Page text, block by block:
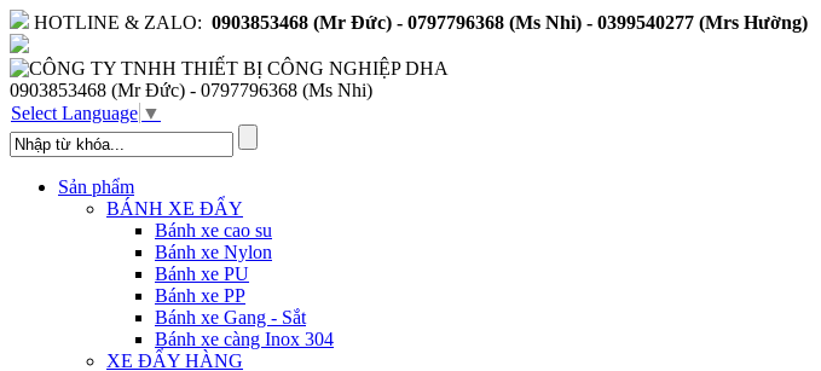
HOTLINE & ZALO: 0903853468 (Mr Đức) - 0797796368 (Ms Nhi) - 0399540277 (Mrs Hường)
0903853468 (Mr Đức) - 0797796368 (Ms Nhi)
Select Language ▼
Sản phẩm
BÁNH XE ĐẨY
Bánh xe cao su
Bánh xe Nylon
Bánh xe PU
Bánh xe PP
Bánh xe Gang - Sắt
Bánh xe càng Inox 304
XE ĐẨY HÀNG